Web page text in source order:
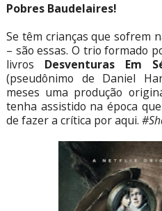
Pobres Baudelaires!
Se têm crianças que sofrem
– são essas. O trio formado
livros Desventuras Em
(pseudônimo de Daniel
meses uma produção
tenha assistido na época
de fazer a crítica por aqui.